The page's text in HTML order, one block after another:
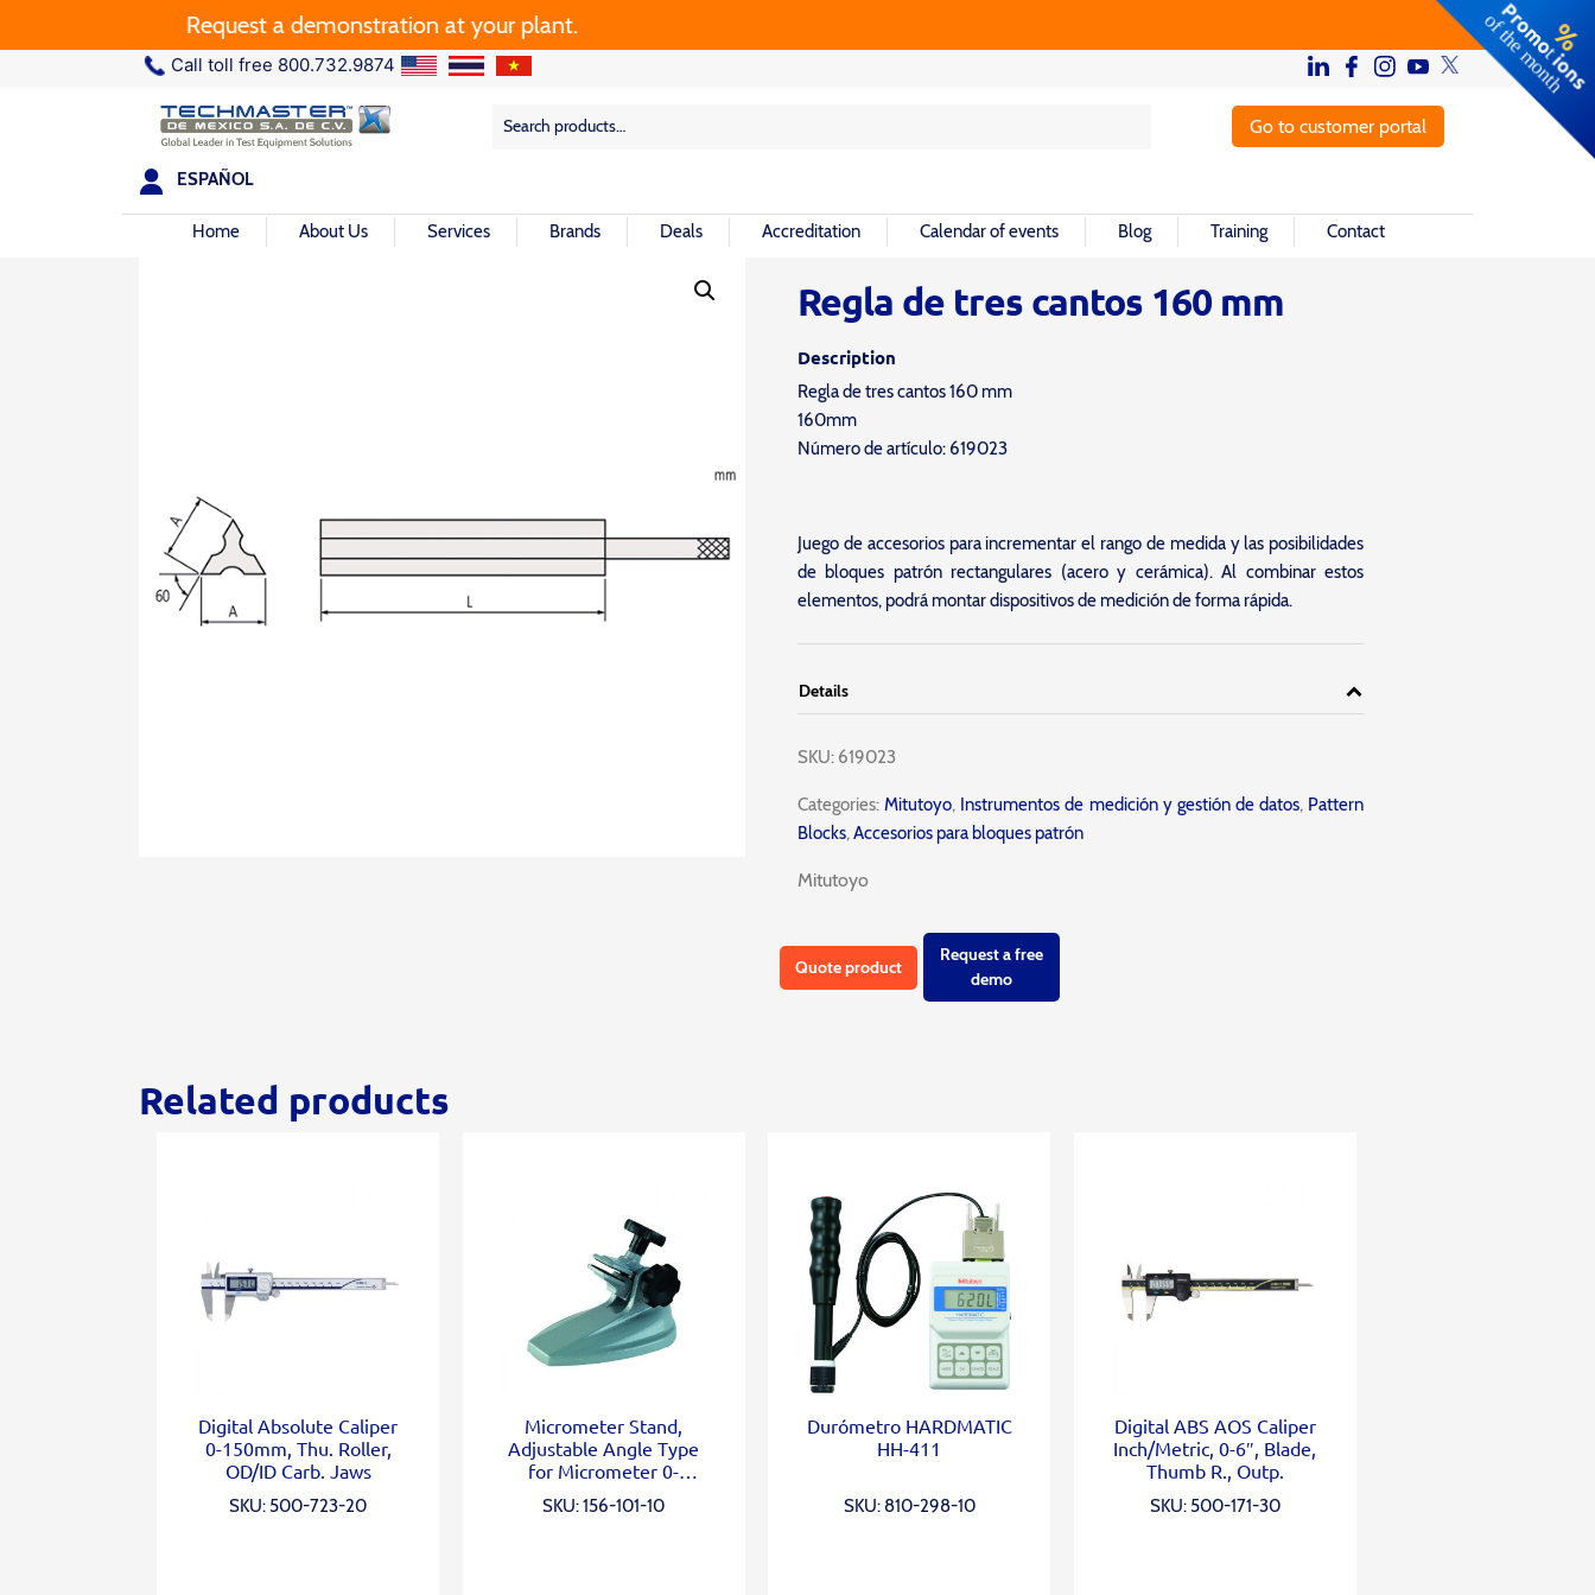
Request a demonstration at your plant.
Call toll free 800.732.9874
Search
Search Go to customer portal
ESPAÑOL
Home About Us Services Brands Deals Accreditation Calendar of events Blog Training Contact
Regla de tres cantos 160 mm
Description
Regla de tres cantos 160 mm
160mm
Número de artículo: 619023
Juego de accesorios para incrementar el rango de medida y las posibilidades
de bloques patrón rectangulares (acero y cerámica). Al combinar estos
elementos, podrá montar dispositivos de medición de forma rápida.
Details
SKU: 619023
Categories:Mitutoyo, Instrumentos de medición y gestión de datos, Pattern
Blocks,Accesorios para bloques patrón
Mitutoyo
Quote product
Request a free
demo
Related products
Digital Absolute Caliper
0-150mm, Thu. Roller,
OD/ID Carb. Jaws
SKU: 500-723-20
Micrometer Stand,
Adjustable Angle Type
for Micrometer 0-
100mm/0-4″
SKU: 156-101-10
Durómetro HARDMATIC
HH-411
SKU: 810-298-10
Digital ABS AOS Caliper
Inch/Metric, 0-6″, Blade,
Thumb R., Outp.
SKU: 500-171-30